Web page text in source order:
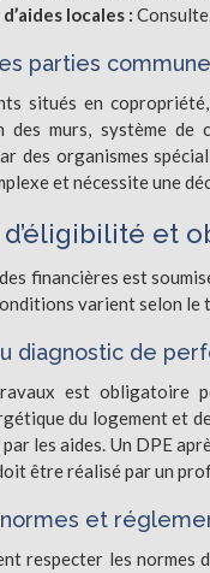
locales :
parties
situés en
des murs, système
des organismes
et nécessite une
et
financières est
varient selon le
diagnostic de
est obligatoire
du logement et
les aides. Un DPE
être réalisé par un
et
respecter les normes